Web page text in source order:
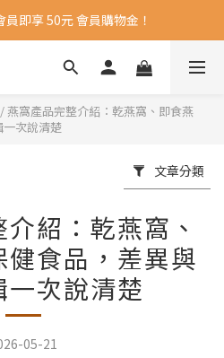
員即享 50元 會員購物金！
/燕窩產品完整介紹：乾燕窩、即食燕
次說清楚
文章分類
紹：乾燕窩、
食品，差異與
一次說清楚
05-21